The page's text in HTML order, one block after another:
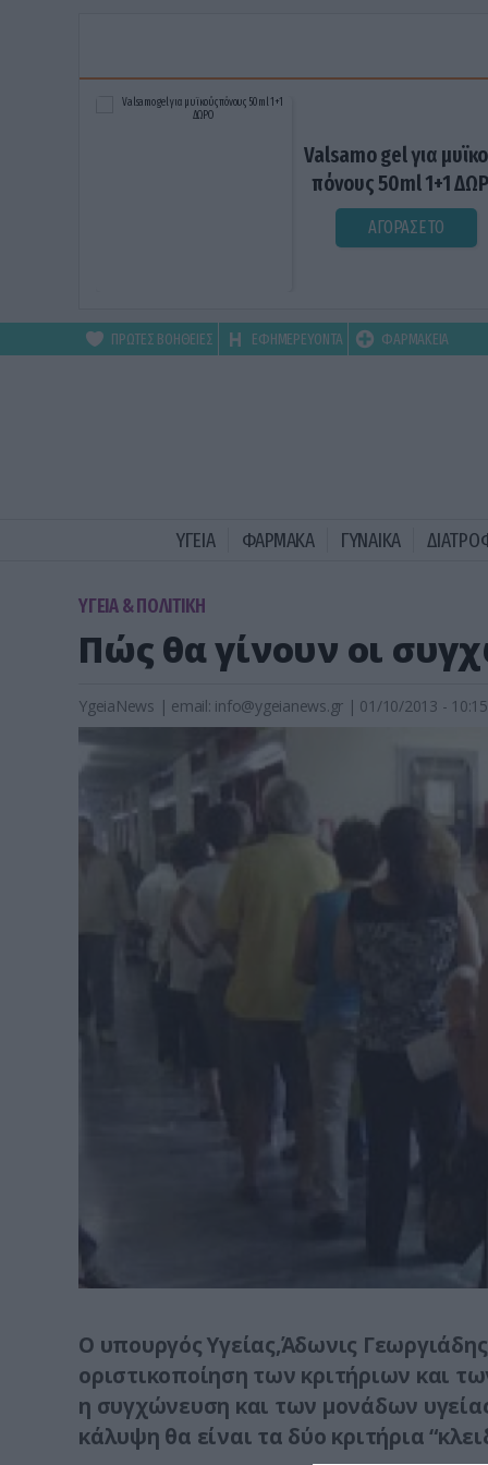
Valsamo gel για
πόνους 50ml 1+1
ΑΓΟΡΑΣΕ ΤΟ
ΠΡΩΤΕΣ ΒΟΗΘΕΙΕΣ ΕΦΗΜΕΡΕΥΟΝΤΑ ΦΑΡΜΑΚΕΙΑ
ΥΓΕΙΑ ΦΑΡΜΑΚΑ ΓΥΝΑΙΚΑ
ΥΓΕΙΑ & ΠΟΛΙΤΙΚΗ
Πώς θα γίνουν οι
YgeiaNews | email: info@ygeianews.gr | 01/10/2013 - 10:15
Ο υπουργός Υγείας,Άδωνις
οριστικοποίηση των κριτήριων και
η συγχώνευση και των μονάδων
κάλυψη θα είναι τα δύο κριτήρια